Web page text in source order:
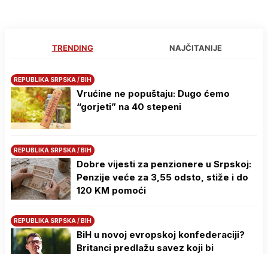
TRENDING NAJČITANIJE
REPUBLIKA SRPSKA / BIH
Vrućine ne popuštaju: Dugo ćemo
“gorjeti” na 40 stepeni
REPUBLIKA SRPSKA / BIH
Dobre vijesti za penzionere u Srpskoj:
Penzije veće za 3,55 odsto, stiže i do
120 KM pomoći
REPUBLIKA SRPSKA / BIH
BiH u novoj evropskoj konfederaciji?
Britanci predlažu savez koji bi